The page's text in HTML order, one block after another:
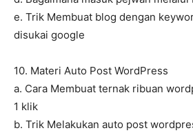
e. Trik Membuat blog dengan
disukai google
10. Materi Auto Post WordPress
a. Cara Membuat ternak ribuan
1 klik
b. Trik Melakukan auto post